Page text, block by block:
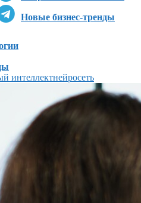
Новые бизнес-тренды
интеллектнейросеть